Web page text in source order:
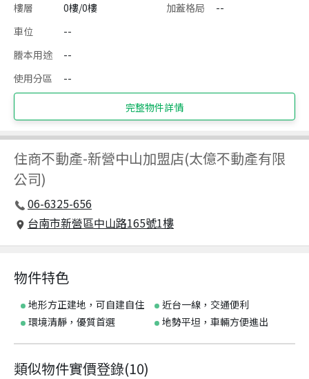
樓層
0樓/0樓 加蓋格局
--
車位
--
謄本用途
--
使用分區
--
完整物件詳情
住商不動產-新營中山加盟店(太億不動產有限
公司)
06-6325-656
台南市新營區中山路165號1樓
物件特色
地形方正建地，可自建自住
近台一線，交通便利
環境清靜，優質首選
地勢平坦，車輛方便進出
類似物件實價登錄(10)